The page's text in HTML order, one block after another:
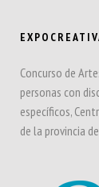
Concurso de
personas con
específicos,
de la provincia